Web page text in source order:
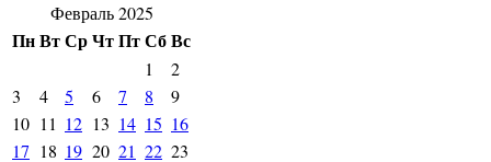
Февраль 2025
ПнВтСрЧтПтСбВс
1
2
3
4 5 6 7 8
9
10 11 12 13 14 15 16
17 18 19 20 21 22 23